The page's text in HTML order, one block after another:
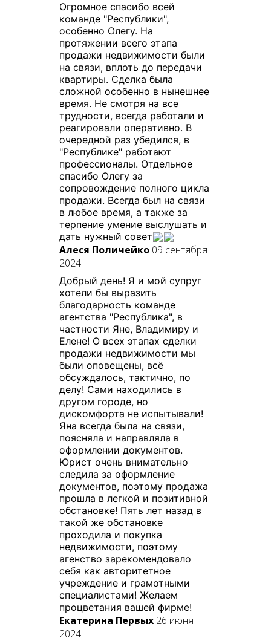
Огромное спасибо всей
команде "Республики",
особенно Олегу. На
протяжении всего этапа
продажи недвижимости были
на связи, вплоть до передачи
квартиры. Сделка была
сложной особенно в нынешнее
время. Не смотря на все
трудности, всегда работали и
реагировали оперативно. В
очередной раз убедился, в
"Республике" работают
профессионалы. Отдельное
спасибо Олегу за
сопровождение полного цикла
продажи. Всегда был на связи
в любое время, а также за
терпение умение выслушать и
дать нужный совет
Алеся Поличейко 09 сентября
2024
Добрый день! Я и мой супруг
хотели бы выразить
благодарность команде
агентства "Республика", в
частности Яне, Владимиру и
Елене! О всех этапах сделки
продажи недвижимости мы
были оповещены, всё
обсуждалось, тактично, по
делу! Сами находились в
другом городе, но
дискомфорта не испытывали!
Яна всегда была на связи,
поясняла и направляла в
оформлении документов.
Юрист очень внимательно
следила за оформление
документов, поэтому продажа
прошла в легкой и позитивной
обстановке! Пять лет назад в
такой же обстановке
проходила и покупка
недвижимости, поэтому
агенство зарекомендовало
себя как авторитетное
учреждение и грамотными
специалистами! Желаем
процветания вашей фирме!
Екатерина Первых 26 июня
2024